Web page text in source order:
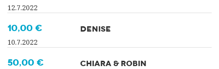
12.7.2022
10,00 €
10.7.2022
DENISE
50,00 € CHIARA & ROBIN